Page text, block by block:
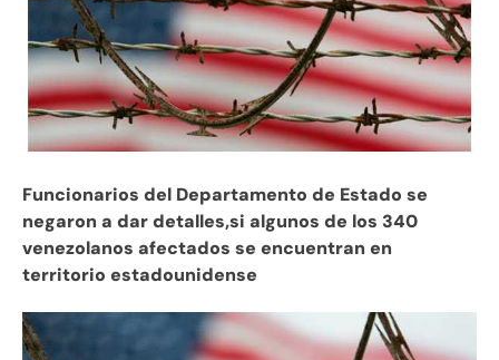
Funcionarios del Departamento de Estado se
negaron a dar detalles,si algunos de los 340
venezolanos afectados se encuentran en
territorio estadounidense